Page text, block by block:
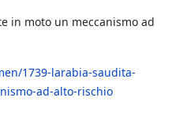
in moto un meccanismo ad
1739-larabia-saudita-
ad-alto-rischio